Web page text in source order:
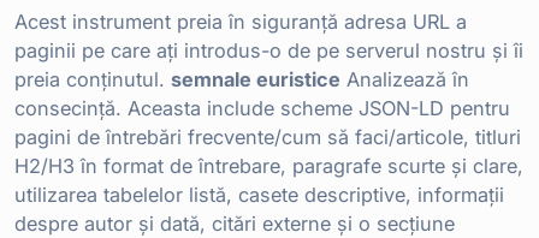
Acest instrument preia în siguranță adresa URL a
paginii pe care ați introdus-o de pe serverul nostru și îi
preia conținutul. semnale euristice Analizează în
consecință. Aceasta include scheme JSON-LD pentru
pagini de întrebări frecvente/cum să faci/articole, titluri
H2/H3 în format de întrebare, paragrafe scurte și clare,
utilizarea tabelelor listă, casete descriptive, informații
despre autor și dată, citări externe și o secțiune